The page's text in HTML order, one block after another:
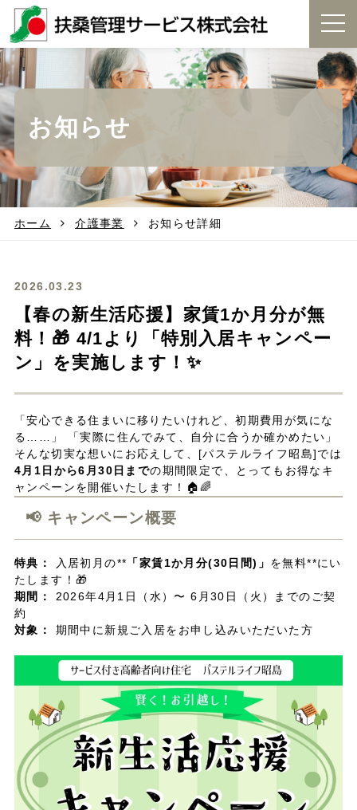
t
g
g
l
i
g
a
お知らせ
ホーム 介護事業 お知らせ詳細
2026.03.23
【春の新生活応援】家賃1か月分が無
料！🎁 4/1より「特別入居キャンペー
ン」を実施します！✨
「安心できる住まいに移りたいけれど、初期費用が気にな
る……」 「実際に住んでみて、自分に合うか確かめたい」
そんな切実な想いにお応えして、[パステルライフ昭島]では
4月1日から6月30日までの期間限定で、とってもお得なキ
ャンペーンを開催いたします！🏠🌈
📢 キャンペーン概要
特典： 入居初月の** 「家賃1か月分(30日間)」 を無料**にい
たします！🎁
期間：
2026年4月1日（水）〜 6月30日（火）までのご契
約
対象：
期間中に新規ご入居をお申し込みいただいた方